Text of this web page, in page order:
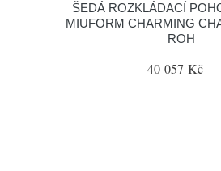
ŠEDÁ ROZKLÁDACÍ
MIUFORM CHARMING
ROH
40 057 Kč